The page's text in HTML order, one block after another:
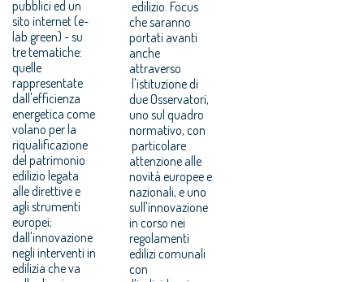
pubblici ed un
sito internet (e-
lab.green) - su
tre tematiche:
quelle
rappresentate
dall'efficienza
energetica come
volano per la
riqualificazione
del patrimonio
edilizio legata
alle direttive e
agli strumenti
europei;
dall'innovazione
negli interventi in
edilizia che va
edilizio. Focus
che saranno
portati avanti
anche
attraverso
l'istituzione di
due Osservatori,
uno sul quadro
normativo, con
particolare
attenzione alle
novità europee e
nazionali, e uno
sull'innovazione
in corso nei
regolamenti
edilizi comunali
con